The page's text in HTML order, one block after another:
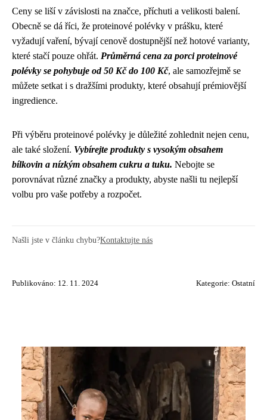
Ceny se liší v závislosti na značce, příchuti a velikosti balení.
Obecně se dá říci, že proteinové polévky v prášku, které
vyžadují vaření, bývají cenově dostupnější než hotové varianty,
které stačí pouze ohřát. Průměrná cena za porci proteinové
polévky se pohybuje od 50 Kč do 100 Kč, ale samozřejmě se
můžete setkat i s dražšími produkty, které obsahují prémiovější
ingredience.
Při výběru proteinové polévky je důležité zohlednit nejen cenu,
ale také složení. Vybírejte produkty s vysokým obsahem
bílkovin a nízkým obsahem cukru a tuku. Nebojte se
porovnávat různé značky a produkty, abyste našli tu nejlepší
volbu pro vaše potřeby a rozpočet.
Našli jste v článku chybu?Kontaktujte nás
Publikováno: 12. 11. 2024 Kategorie: Ostatní